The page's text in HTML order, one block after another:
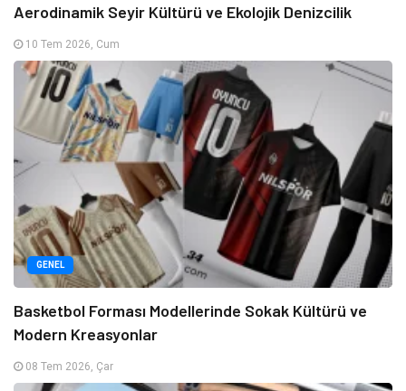
Aerodinamik Seyir Kültürü ve Ekolojik Denizcilik
10 Tem 2026, Cum
GENEL
Basketbol Forması Modellerinde Sokak Kültürü ve
Modern Kreasyonlar
08 Tem 2026, Çar